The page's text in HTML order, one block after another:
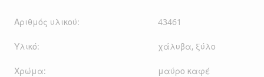
Αριθμός υλικού: 43461
Υλικό: χάλυβα, ξύλο
Χρώμα: μαύρο καφέ